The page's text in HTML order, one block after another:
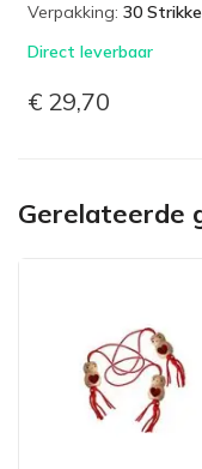
Verpakking: 30
Direct leverbaar
€ 29,70
Gerelateerde